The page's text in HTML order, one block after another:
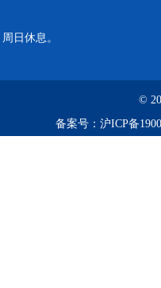
日休息。
©
备案号： 沪ICP备